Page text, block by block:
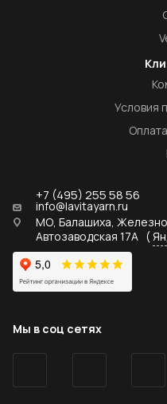
Условия
+7 (495) 255 58 56
info@lavitayarn.ru
МО, Балашиха,
Автозаводская 17А (
Мы в соц сетях